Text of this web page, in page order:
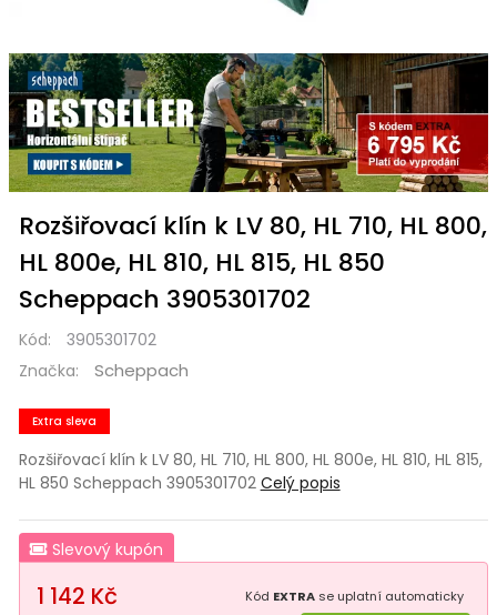
Rozšiřovací klín k LV 80, HL 710, HL 800,
HL 800e, HL 810, HL 815, HL 850
Scheppach 3905301702
Kód:
3905301702
Značka:
Scheppach
Extra sleva
Rozšiřovací klín k LV 80, HL 710, HL 800, HL 800e, HL 810, HL 815,
HL 850 Scheppach 3905301702 Celý popis
Slevový kupón
1 142 Kč Kód EXTRA se uplatní automaticky